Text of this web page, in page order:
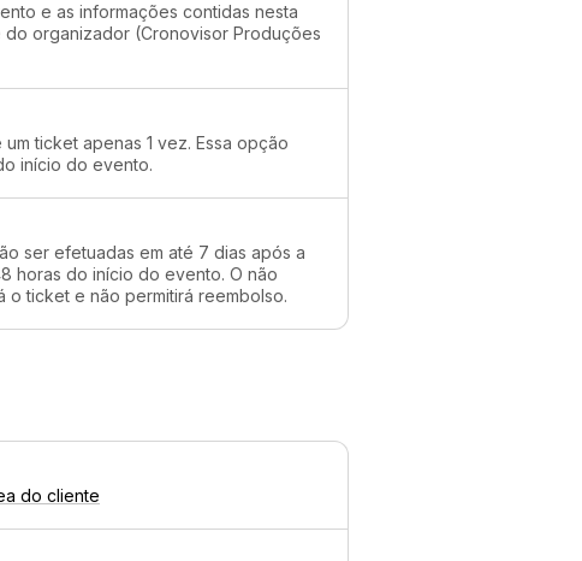
e as informações contidas nesta
organizador (Cronovisor Produções
ticket apenas 1 vez. Essa opção
início do evento.
ser efetuadas em até 7 dias após a
horas do início do evento. O não
o ticket e não permitirá reembolso.
do cliente